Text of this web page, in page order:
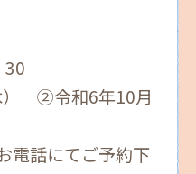
） ②令和6年10月
電話にてご予約下